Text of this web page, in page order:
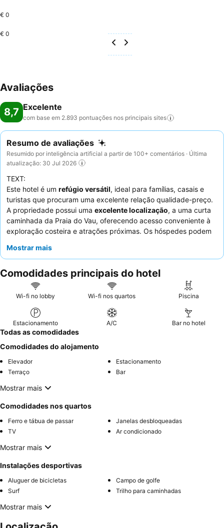
€ 0
€ 0
Avaliações
8,7 Excelente
com base em 2.893 pontuações nos principais sites
Resumo de avaliações
Resumido por inteligência artificial a partir de 100+ comentários · Última
atualização: 30 Jul 2026
TEXT:
Este hotel é um refúgio versátil, ideal para famílias, casais e
turistas que procuram uma excelente relação qualidade-preço.
A propriedade possui uma excelente localização, a uma curta
caminhada da Praia do Vau, oferecendo acesso conveniente à
exploração costeira e atrações próximas. Os hóspedes podem
limpos, muitos com varanda. O
variedade e opções deliciosas. Para uma experiência mais
tranquila, os hóspedes são aconselhados a solicitar quartos que
não estejam virados para as áreas comuns principais.
Mostrar mais
Comodidades principais do hotel
Wi-fi no lobby Wi-fi nos quartos Piscina
Estacionamento A/C Bar no hotel
Todas as comodidades
Comodidades do alojamento
Elevador
Estacionamento
Terraço
Bar
Mostrar mais
Comodidades nos quartos
Ferro e tábua de passar
Janelas desbloqueadas
TV
Ar condicionado
Mostrar mais
Instalações desportivas
Aluguer de bicicletas
Campo de golfe
Surf
Trilho para caminhadas
Mostrar mais